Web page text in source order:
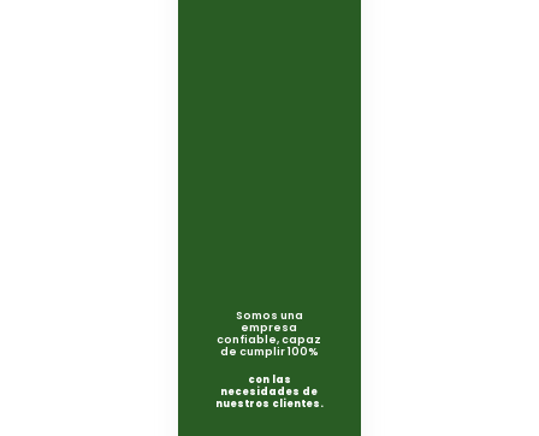
Somos una
empresa
confiable, capaz
de cumplir 100%
con las
necesidades de
nuestros clientes.